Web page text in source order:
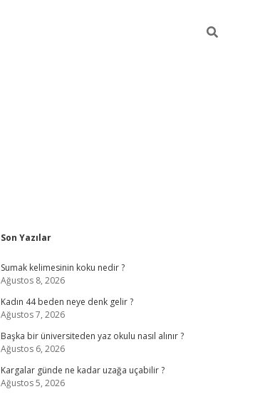
Sidebar
Son Yazılar
Sumak kelimesinin koku nedir ?
Ağustos 8, 2026
Kadın 44 beden neye denk gelir ?
Ağustos 7, 2026
Başka bir üniversiteden yaz okulu nasıl alınır ?
Ağustos 6, 2026
Kargalar günde ne kadar uzağa uçabilir ?
Ağustos 5, 2026